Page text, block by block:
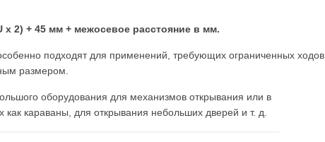
2) + 45 мм + межосевое расстояние в мм.
подходят для применений, требующих ограниченных ходов
размером.
оборудования для механизмов открывания или в
как караваны, для открывания небольших дверей и т. д.